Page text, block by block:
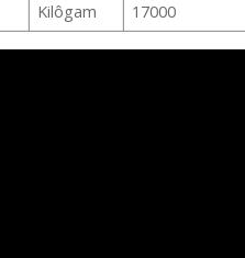
Kilôgam 17000